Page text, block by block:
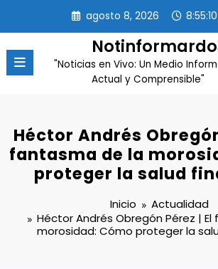
contenido
agosto 8, 2026
"Noticias en Vivo: Un Medio
Actual y Comprensible"
Héctor Andrés
fantasma de la
proteger la salud
Inicio
Actualidad
Héctor Andrés Obregón Pérez |
morosidad: Cómo proteger la